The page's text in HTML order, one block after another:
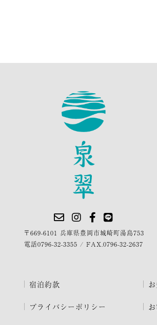
〒669-6101 兵庫県豊岡市城崎町湯島753
電話0796-32-3355 / FAX.0796-32-2637
宿泊約款
プライバシーポリシー